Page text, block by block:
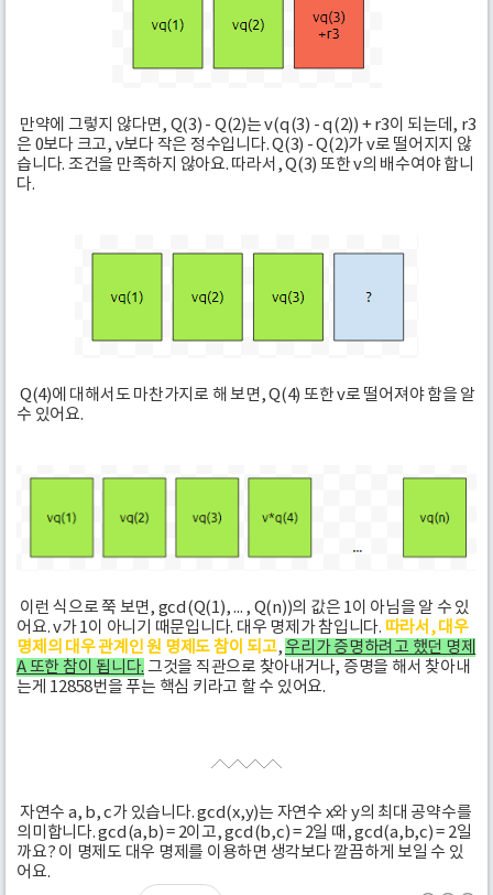
만약에 그렇지 않다면, Q(3) - Q(2)는 v(q(3) - q(2)) + r3이 되는데, r3
은 0보다 크고, v보다 작은 정수입니다. Q(3) - Q(2)가 v로 떨어지지 않
습니다. 조건을 만족하지 않아요. 따라서, Q(3) 또한 v의 배수여야 합니
다.
Q(4)에 대해서도 마찬가지로 해 보면, Q(4) 또한 v로 떨어져야 함을 알
수 있어요.
이런 식으로 쭉 보면, gcd(Q(1), ... , Q(n))의 값은 1이 아님을 알 수 있
어요. v가 1이 아니기 때문입니다. 대우 명제가 참입니다. 따라서, 대우
명제의 대우 관계인 원 명제도 참이 되고,우리가 증명하려고 했던 명제
A 또한 참이 됩니다. 그것을 직관으로 찾아내거나, 증명을 해서 찾아내
는게 12858번을 푸는 핵심 키라고 할 수 있어요.
자연수 a, b, c가 있습니다. gcd(x,y)는 자연수 x와 y의 최대 공약수를
의미합니다. gcd(a,b) = 2이고, gcd(b,c) = 2일 때, gcd(a,b,c) = 2일
까요? 이 명제도 대우 명제를 이용하면 생각보다 깔끔하게 보일 수 있
어요.